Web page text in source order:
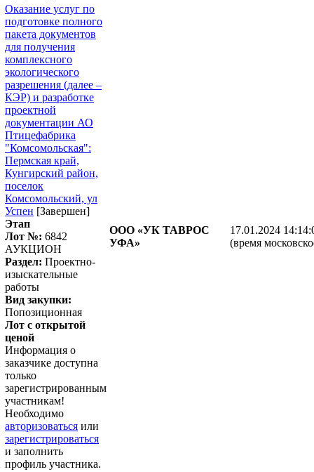
Оказание услуг по
подготовке полного
пакета документов
для получения
комплексного
экологического
разрешения (далее –
КЭР) и разработке
проектной
документации АО
Птицефабрика
"Комсомольская":
Пермская край,
Кунгирский район,
поселок
Комсомольский, ул
Успен [Завершен]
Этап
Лот №: 6842
АУКЦИОН
Раздел: Проектно-
изыскательные
работы
Вид закупки:
Попозиционная
Лот с открытой
ценой
Информация о
заказчике доступна
только
зарегистрированным
участникам!
Необходимо
авторизоваться или
зарегистрироваться
и заполнить
профиль участника.
ООО «УК ТАВРОС
УФА»
17.01.2024
(время